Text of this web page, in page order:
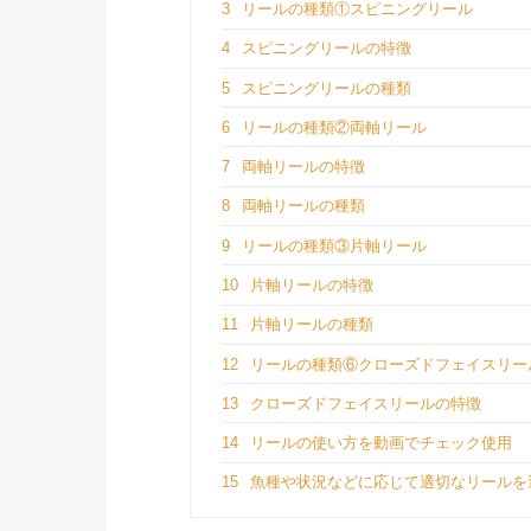
3 リールの種類①スピニングリール
4 スピニングリールの特徴
5 スピニングリールの種類
6 リールの種類②両軸リール
7 両軸リールの特徴
8 両軸リールの種類
9 リールの種類③片軸リール
10 片軸リールの特徴
11 片軸リールの種類
12 リールの種類⑥クローズドフェイスリー
13 クローズドフェイスリールの特徴
14 リールの使い方を動画でチェック使用
15 魚種や状況などに応じて適切なリールを